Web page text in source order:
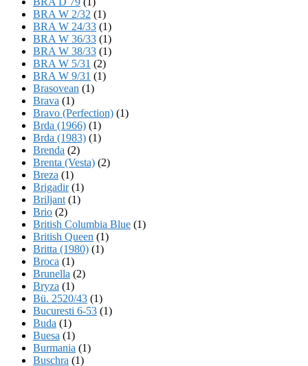
BRA W 2/32 (1)
BRA W 24/33 (1)
BRA W 36/33 (1)
BRA W 38/33 (1)
BRA W 5/31 (2)
BRA W 9/31 (1)
Brasovean (1)
Brava (1)
Bravo (Perfection) (1)
Brda (1966) (1)
Brda (1983) (1)
Brenda (2)
Brenta (Vesta) (2)
Breza (1)
Brigadir(1)
Briljant (1)
Brio (2)
British Columbia Blue (1)
British Queen (1)
Britta (1980) (1)
Broca (1)
Brunella (2)
Bryza (1)
Bü. 2520/43 (1)
Bucuresti 6-53 (1)
Buda (1)
Buesa (1)
Burmania (1)
Buschra (1)